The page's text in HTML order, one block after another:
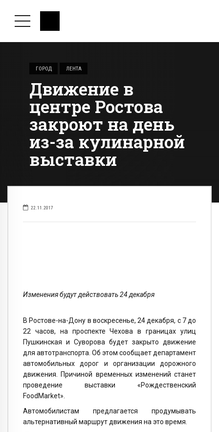
ГОРОД ЛЕНТА
Движение в
центре Ростова
закроют на день
из-за кулинарной
выставки
22.11.2017
Изменения будут действовать 24 декабря
В Ростове-на-Дону в воскресенье, 24 декабря, с 7 до
22 часов, на проспекте Чехова в границах улиц
Пушкинская и Суворова будет закрыто движение
для автотранспорта. Об этом сообщает департамент
автомобильных дорог и организации дорожного
движения. Причиной временных изменений станет
проведение выставки «Рождественский
FoodMarket».
Автомобилистам предлагается продумывать
альтернативный маршрут движения на это время.